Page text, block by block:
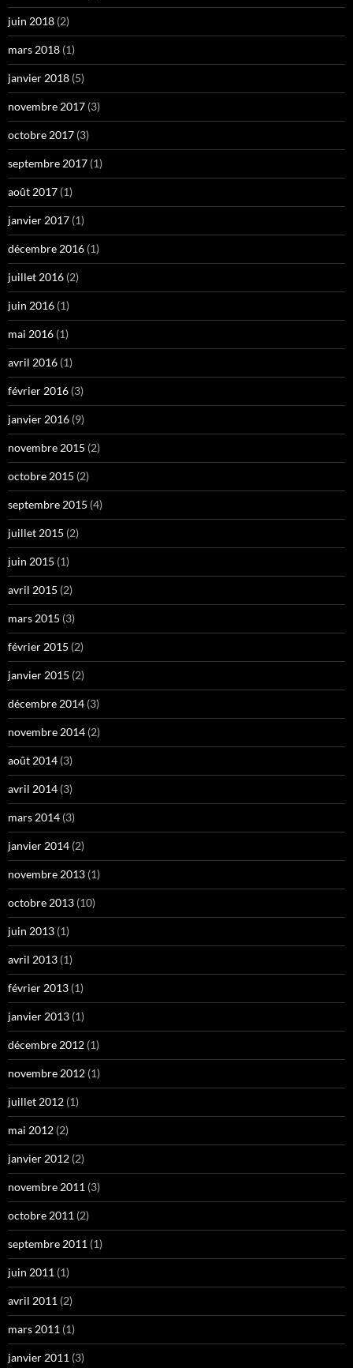
juin 2018 (2)
mars 2018 (1)
janvier 2018 (5)
novembre 2017 (3)
octobre 2017 (3)
septembre 2017 (1)
août 2017 (1)
janvier 2017 (1)
décembre 2016 (1)
juillet 2016 (2)
juin 2016 (1)
mai 2016 (1)
avril 2016 (1)
février 2016 (3)
janvier 2016 (9)
novembre 2015 (2)
octobre 2015 (2)
septembre 2015 (4)
juillet 2015 (2)
juin 2015 (1)
avril 2015 (2)
mars 2015 (3)
février 2015 (2)
janvier 2015 (2)
décembre 2014 (3)
novembre 2014 (2)
août 2014 (3)
avril 2014 (3)
mars 2014 (3)
janvier 2014 (2)
novembre 2013 (1)
octobre 2013 (10)
juin 2013 (1)
avril 2013 (1)
février 2013 (1)
janvier 2013 (1)
décembre 2012 (1)
novembre 2012 (1)
juillet 2012 (1)
mai 2012 (2)
janvier 2012 (2)
novembre 2011 (3)
octobre 2011 (2)
septembre 2011 (1)
juin 2011 (1)
avril 2011 (2)
mars 2011 (1)
janvier 2011 (3)